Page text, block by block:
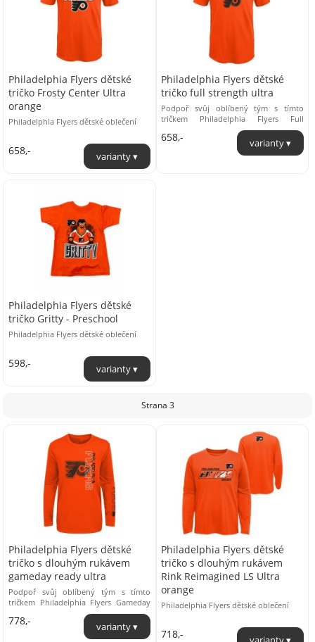
Philadelphia Flyers dětské
tričko Frosty Center Ultra
orange
Philadelphia Flyers dětské oblečení
658,-
Philadelphia Flyers dětské
tričko full strength ultra
Podpoř svůj oblíbený tým s tímto
tričkem Philadelphia Flyers Full
Strength Ultra. Tričko je ušité z
měkkého ...
658,-
Philadelphia Flyers dětské
tričko Gritty - Preschool
Philadelphia Flyers dětské oblečení
598,-
Strana 3
Philadelphia Flyers dětské
tričko s dlouhým rukávem
gameday ready ultra
Podpoř svůj oblíbený tým s tímto
tričkem Philadelphia Flyers Gameday
Ready Ultra. Tričko je ušité z měkkého
materiálu ...
778,-
Philadelphia Flyers dětské
tričko s dlouhým rukávem
Rink Reimagined LS Ultra
orange
Philadelphia Flyers dětské oblečení
718,-